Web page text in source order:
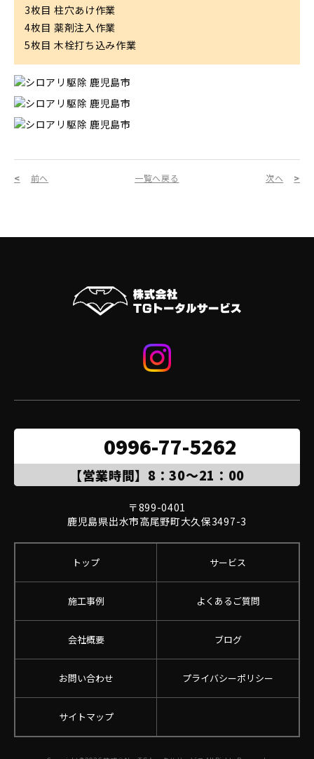
3枚目 柱穴あけ作業
4枚目 薬剤注入作業
5枚目 木栓打ち込み作業
前へ 一覧へ戻る 次へ
0996-77-5262
【営業時間】8：30～21：00
〒899-0401
鹿児島県出水市高尾野町大久保3497-3
トップ
よくあるご質問
お問い合わせ
サービス
会社概要
プライバシーポリシー
施工事例
ブログ
サイトマップ